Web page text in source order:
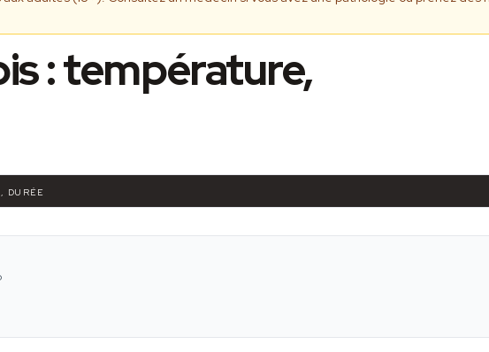
: température,
DURÉE